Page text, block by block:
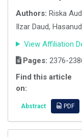
Authors: Riska
Ilzar Daud,
View Affiliation
Pages: 2376-
Find this article
on:
Abstract PDF